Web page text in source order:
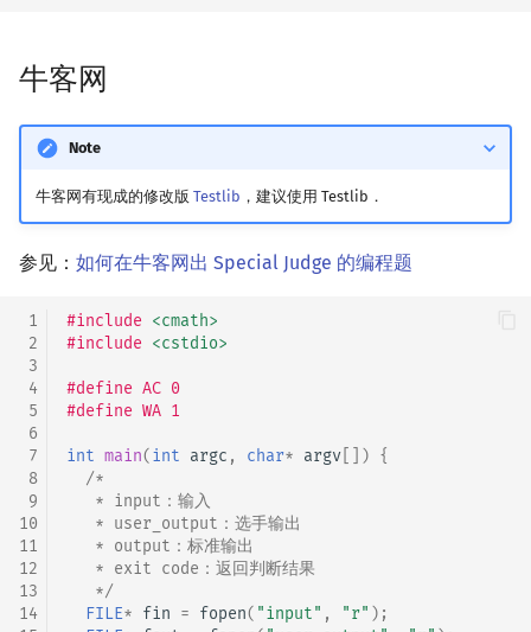
牛客网
Note
牛客网有现成的修改版 Testlib ，建议使用 Testlib．
参见： 如何在牛客网出 Special Judge 的编程题
1
2
3
4
5
6
7
8
9
10
11
12
13
14
#include <cmath>
#include <cstdio>
#define AC 0
#define WA 1
int main(int argc , char* argv []) {
/*
   * input：输入
   * user_output：选手输出
   * output：标准输出
   * exit code：返回判断结果
   */
FILE* fin = fopen( "input" , "r" );